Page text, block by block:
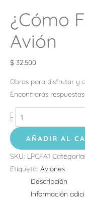
¿Cómo
Avión
$ 32.500
Obras para disfrutar y
Encontrarás
-
AÑADIR AL
SKU: LPCFA1
Etiqueta: Aviones
Descripción
Información